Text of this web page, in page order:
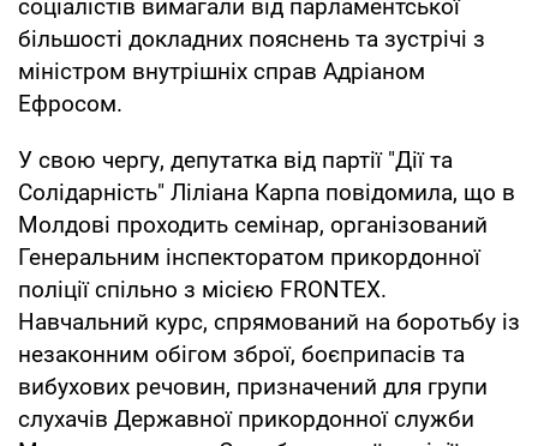
соціалістів вимагали від парламентської
більшості докладних пояснень та зустрічі з
міністром внутрішніх справ Адріаном
Ефросом.
У свою чергу, депутатка від партії "Дії та
Солідарність" Ліліана Карпа повідомила, що в
Молдові проходить семінар, організований
Генеральним інспекторатом прикордонної
поліції спільно з місією FRONTEX.
Навчальний курс, спрямований на боротьбу із
незаконним обігом зброї, боєприпасів та
вибухових речовин, призначений для групи
слухачів Державної прикордонної служби